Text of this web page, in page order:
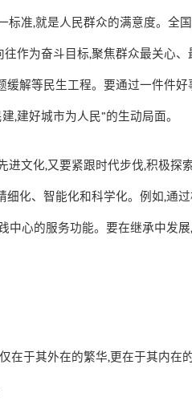
标准,就是人民群众的满意度。全
往作为奋斗目标,聚焦群众最关心、
解等民生工程。要通过一件件好
,建好城市为人民”的生动局面。
进文化,又要紧跟时代步伐,积极探
细化、智能化和科学化。例如,通
中心的服务功能。要在继承中发展
在于其外在的繁华,更在于其内在